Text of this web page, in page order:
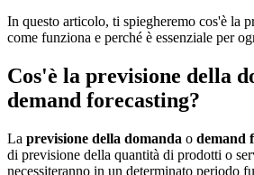
In questo articolo, ti spiegheremo cos'è la
come funziona e perché è essenziale per
Cos'è la previsione della
demand forecasting?
La previsione della domanda o demand
di previsione della quantità di prodotti o
necessiteranno in un determinato periodo